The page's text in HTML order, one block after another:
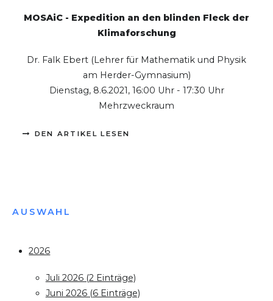
MOSAiC - Expedition an den blinden Fleck der
Klimaforschung
Dr. Falk Ebert (Lehrer für Mathematik und Physik
am Herder-Gymnasium)
Dienstag, 8.6.2021, 16:00 Uhr - 17:30 Uhr
Mehrzweckraum
DEN ARTIKEL LESEN
AUSWAHL
2026
Juli 2026 (2 Einträge)
Juni 2026 (6 Einträge)